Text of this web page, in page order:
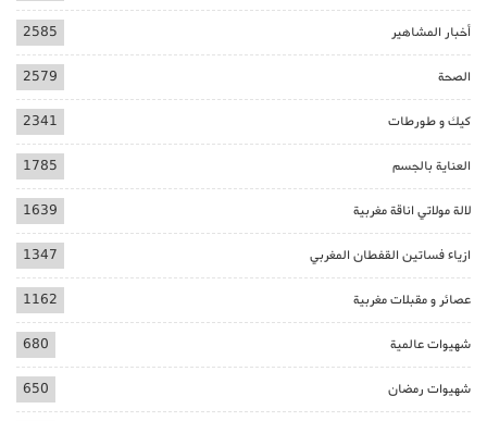
أخبار المشاهير 2585
الصحة 2579
كيك و طورطات 2341
العناية بالجسم 1785
لالة مولاتي اناقة مغربية 1639
ازياء فساتين القفطان المغربي 1347
عصائر و مقبلات مغربية 1162
شهيوات عالمية 680
شهيوات رمضان 650